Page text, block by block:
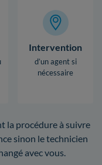
Intervention
d’un agent si
nécessaire
la procédure à suivre
sinon le technicien
avec vous.